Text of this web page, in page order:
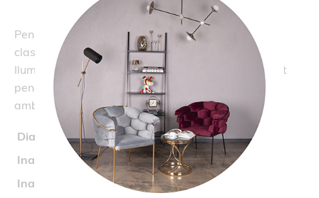
Pendulul elegant din metalCAIRO S1
aduce un stil
clasic in casa ta cu un glob de sticla ambrat.
Iluminarea sa calda si designul rafinat fac din acest
pendul o alegere excelenta pentru iluminatul
ambiental.
Diametru (cm)
26
Inaltime corp (cm)
26
Inaltime (cm)
150